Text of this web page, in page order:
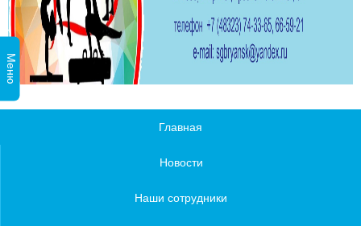
Главная
Новости
Наши сотрудники
Меню